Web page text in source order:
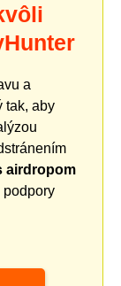
a
tak, aby
airdropom
podpory